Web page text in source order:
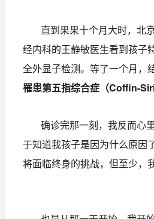
直到果果十个月大时，北
经内科的王静敏医生看到孩子
全外显子检测。等了一个月，
罹患第五指综合症（Coffin-
确诊完那一刻，我反而心
于知道我孩子是因为什么原因
将面临终身的挑战，但至少，